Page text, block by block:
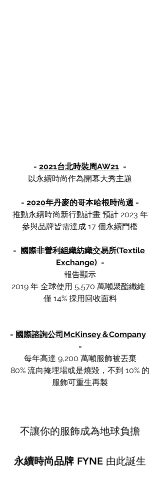
- 2021台北時裝周AW21 -
以永續時尚作為開幕大秀主題
- 2020年丹麥的哥本哈根時尚週 -
推動永續時尚新行動計畫 預計 2023 年
參與品牌皆需達成 17 個永續門檻
-
國際非營利組織紡織交易所(Textile
Exchange) -
報告顯示
2019 年 全球使用 5,570 萬噸聚酯纖維
僅 14% 採用回收面料
- 國際諮詢公司McKinsey＆Company
-
每年高達 9,200 萬噸服飾被丟棄
80% 流向掩埋場或是燒毀，不到 10% 的
服飾可重生再製
不讓你的服飾成為地球負擔
永續時尚品牌 FYNE 由此誕生